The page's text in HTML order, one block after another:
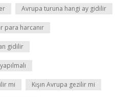
Avrupa turuna hangi ay gidilir
para harcanır
gidilir
mi Kışın Avrupa gezilir mi